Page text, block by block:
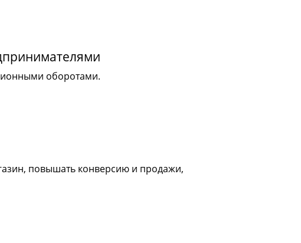
оборотами.
повышать конверсию и продажи,